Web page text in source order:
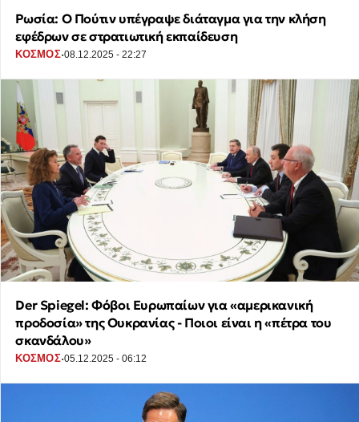
Ρωσία: Ο Πούτιν υπέγραψε διάταγμα για την κλήση
εφέδρων σε στρατιωτική εκπαίδευση
ΚΟΣΜΟΣ·08.12.2025 - 22:27
Der Spiegel: Φόβοι Ευρωπαίων για «αμερικανική
προδοσία» της Ουκρανίας - Ποιοι είναι η «πέτρα του
σκανδάλου»
ΚΟΣΜΟΣ·05.12.2025 - 06:12